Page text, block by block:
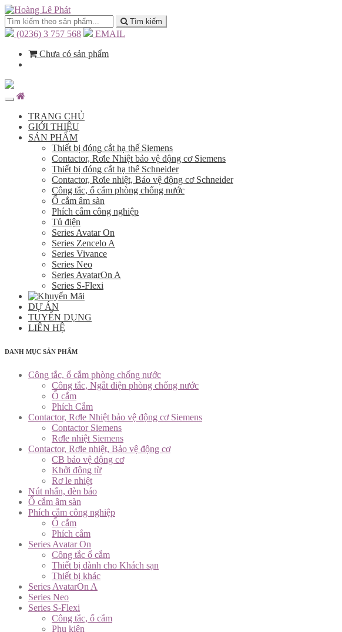
Tìm kiếm
(0236) 3 757 568
EMAIL
Chưa có sản phẩm
TRANG CHỦ
GIỚI THIỆU
SẢN PHẨM
Thiết bị đóng cắt hạ thế Siemens
Contactor, Rơle Nhiệt bảo vệ động cơ Siemens
Thiết bị đóng cắt hạ thế Schneider
Contactor, Rơle nhiệt, Bảo vệ động cơ Schneider
Công tắc, ổ cắm phòng chống nước
Ổ cắm âm sàn
Phích cắm công nghiệp
Tủ điện
Series Avatar On
Series Zencelo A
Series Vivance
Series Neo
Series AvatarOn A
Series S-Flexi
DỰ ÁN
TUYỂN DỤNG
LIÊN HỆ
DANH MỤC SẢN PHẨM
Công tắc, ổ cắm phòng chống nước
Công tắc, Ngắt điện phòng chống nước
Ổ cắm
Phích Cắm
Contactor, Rơle Nhiệt bảo vệ động cơ Siemens
Contactor Siemens
Rơle nhiệt Siemens
Contactor, Rơle nhiệt, Bảo vệ động cơ
CB bảo vệ động cơ
Khởi động từ
Rơ le nhiệt
Nút nhấn, đèn báo
Ổ cắm âm sàn
Phích cắm công nghiệp
Ổ cắm
Phích cắm
Series Avatar On
Công tắc ổ cắm
Thiết bị dành cho Khách sạn
Thiết bị khác
Series AvatarOn A
Series Neo
Series S-Flexi
Công tắc, ổ cắm
Phụ kiện